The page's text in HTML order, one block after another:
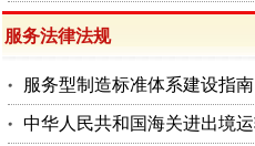
服务法律法规
服务型制造标准体系建设指南